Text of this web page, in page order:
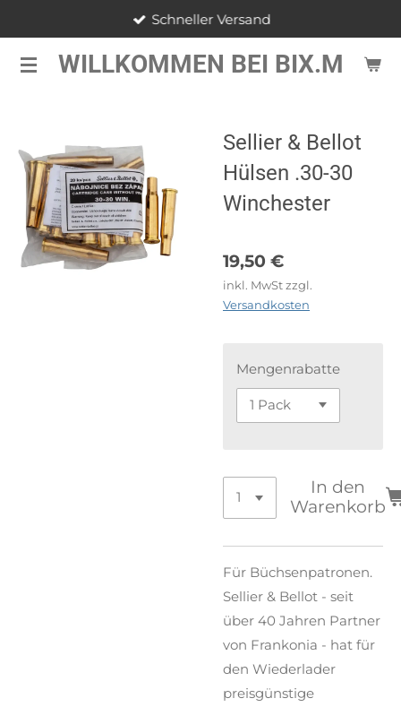
springenWILLKOMMEN BEI BIX.M
Schneller Versand
Sellier & Bellot
Hülsen .30-30
Winchester
19,50 €
inkl. MwSt zzgl.
Versandkosten
Mengenrabatte
In den
Warenkorb
Für Büchsenpatronen.
Sellier & Bellot - seit
über 40 Jahren Partner
von Frankonia - hat für
den Wiederlader
preisgünstige